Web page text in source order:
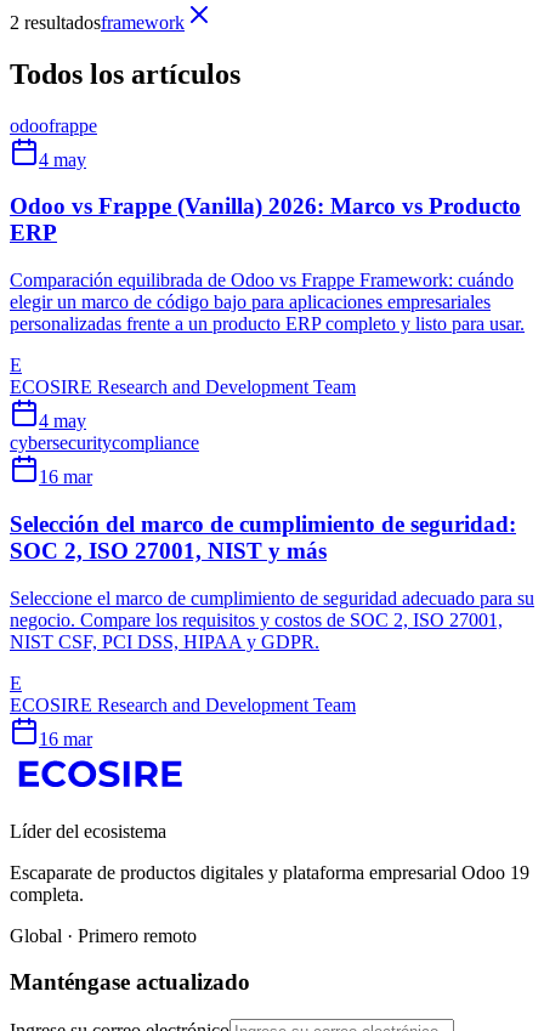
2 resultadosframework
Todos los artículos
odoofrappe
4 may
Odoo vs Frappe (Vanilla) 2026: Marco vs Producto
ERP
Comparación equilibrada de Odoo vs Frappe Framework: cuándo
elegir un marco de código bajo para aplicaciones empresariales
personalizadas frente a un producto ERP completo y listo para usar.
E
ECOSIRE Research and Development Team
4 may
cybersecuritycompliance
16 mar
Selección del marco de cumplimiento de seguridad:
SOC 2, ISO 27001, NIST y más
Seleccione el marco de cumplimiento de seguridad adecuado para su
negocio. Compare los requisitos y costos de SOC 2, ISO 27001,
NIST CSF, PCI DSS, HIPAA y GDPR.
E
ECOSIRE Research and Development Team
16 mar
Líder del ecosistema
Escaparate de productos digitales y plataforma empresarial Odoo 19
completa.
Global · Primero remoto
Manténgase actualizado